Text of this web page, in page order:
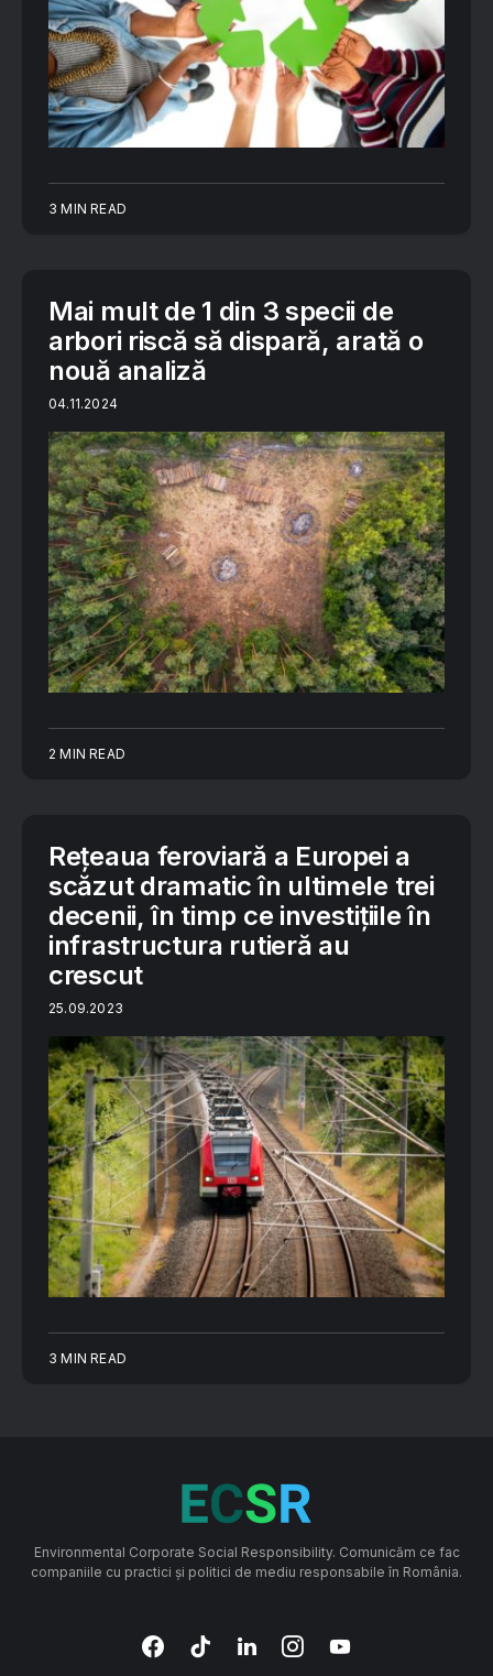
3 MIN READ
Mai mult de 1 din 3 specii de
arbori riscă să dispară, arată o
nouă analiză
04.11.2024
2 MIN READ
Rețeaua feroviară a Europei a
scăzut dramatic în ultimele trei
decenii, în timp ce investițiile în
infrastructura rutieră au
crescut
25.09.2023
3 MIN READ
Environmental Corporate Social Responsibility. Comunicăm ce fac
companiile cu practici și politici de mediu responsabile în România.